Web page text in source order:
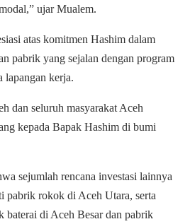
ujar Mualem.
atas komitmen Hashim dalam
pabrik yang sejalan dengan program
lapangan kerja.
dan seluruh masyarakat Aceh
kepada Bapak Hashim di bumi
sejumlah rencana investasi lainnya
pabrik rokok di Aceh Utara, serta
baterai di Aceh Besar dan pabrik